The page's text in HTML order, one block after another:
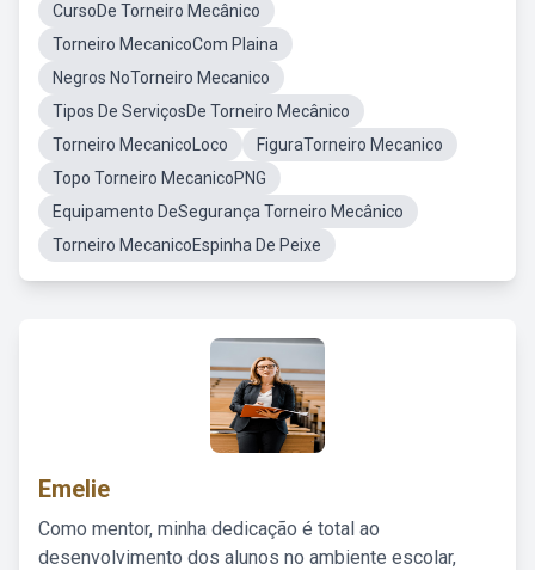
CursoDe Torneiro Mecânico
Torneiro MecanicoCom Plaina
Negros NoTorneiro Mecanico
Tipos De ServiçosDe Torneiro Mecânico
Torneiro MecanicoLoco
FiguraTorneiro Mecanico
Topo Torneiro MecanicoPNG
Equipamento DeSegurança Torneiro Mecânico
Torneiro MecanicoEspinha De Peixe
Emelie
Como mentor, minha dedicação é total ao
desenvolvimento dos alunos no ambiente escolar,